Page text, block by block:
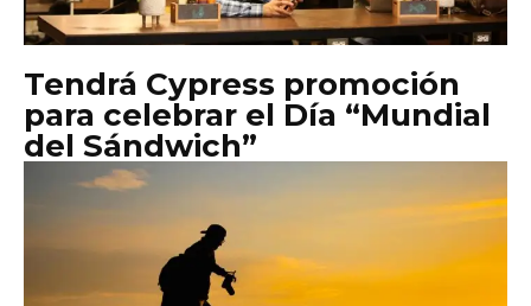
Tendrá Cypress promoción
para celebrar el Día “Mundial
del Sándwich”